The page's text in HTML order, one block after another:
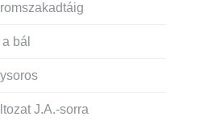
bál
J.A.-sorra